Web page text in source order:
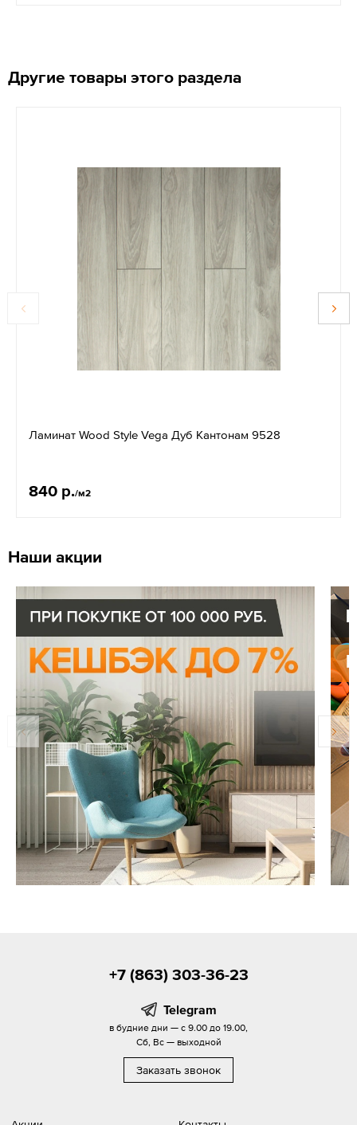
Другие товары этого раздела
Ламинат Wood Style Vega Дуб Кантонам 9528
840 р./м2
Наши акции
+7 (863) 303-36-23
Telegram
в будние дни — с 9.00 до 19.00,
Сб, Вс — выходной
Заказать звонок